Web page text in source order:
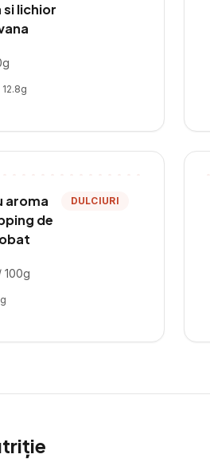
lichior
12.8g
aroma
de
DULCIURI
100g
g